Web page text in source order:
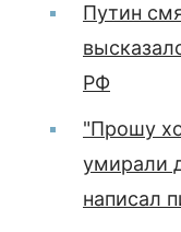
Путин
РФ
"Прошу
умирали
написал